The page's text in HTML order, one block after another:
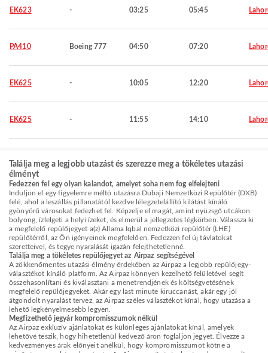
EK623 - 03:25 05:45
PA410 Boeing 777 04:50 07:20
EK625 - 10:05 12:20
EK625 - 11:55 14:10
Találja meg a legjobb utazást és szerezze meg a tökéletes utazási
élményt
Fedezzen fel egy olyan kalandot, amelyet soha nem fog elfelejteni
Induljon el egy figyelemre méltó utazásra Dubaji Nemzetközi Repülőtér (DXB)
felé, ahol a leszállás pillanatától kezdve lélegzetelállító kilátást kínáló
gyönyörű városokat fedezhet fel. Képzelje el magát, amint nyüzsgő utcákon
bolyong, ízlelgeti a helyi ízeket, és elmerül a jellegzetes légkörben. Válassza ki
a megfelelő repülőjegyet a(z) Allama Iqbal nemzetközi repülőtér (LHE)
repülőtérről, az Ön igényeinek megfelelően. Fedezzen fel új távlatokat
szeretteivel, és tegye nyaralását igazán felejthetetlenné.
Találja meg a tökéletes repülőjegyet az Airpaz segítségével
A zökkenőmentes utazási élmény érdekében az Airpaz a legjobb repülőjegy-
választékot kínáló platform. Az Airpaz könnyen kezelhető felületével segít
összehasonlítani és kiválasztani a menetrendjének és költségvetésének
megfelelő repülőjegyeket. Akár egy last minute kiruccanást, akár egy jól
átgondolt nyaralást tervez, az Airpaz széles választékot kínál, hogy utazása a
lehető legkényelmesebb legyen.
Megfizethető jegyár kompromisszumok nélkül
Az Airpaz exkluzív ajánlatokat és különleges ajánlatokat kínál, amelyek
lehetővé teszik, hogy hihetetlenül kedvező áron foglaljon jegyet. Élvezze a
kedvezményes árak előnyeit anélkül, hogy kompromisszumot kötne a